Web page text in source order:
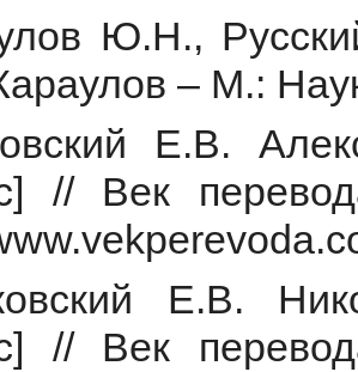
Ю.Н.,
– М.:
Е.В.
// Век
Е.В.
// Век